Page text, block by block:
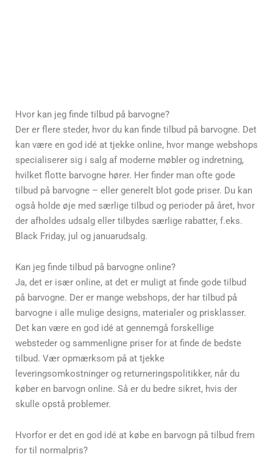
Hvor kan jeg finde tilbud på barvogne?
Der er flere steder, hvor du kan finde tilbud på barvogne. Det
kan være en god idé at tjekke online, hvor mange webshops
specialiserer sig i salg af moderne møbler og indretning,
hvilket flotte barvogne hører. Her finder man ofte gode
tilbud på barvogne – eller generelt blot gode priser. Du kan
også holde øje med særlige tilbud og perioder på året, hvor
der afholdes udsalg eller tilbydes særlige rabatter, f.eks.
Black Friday, jul og januarudsalg.
Kan jeg finde tilbud på barvogne online?
Ja, det er især online, at det er muligt at finde gode tilbud
på barvogne. Der er mange webshops, der har tilbud på
barvogne i alle mulige designs, materialer og prisklasser.
Det kan være en god idé at gennemgå forskellige
websteder og sammenligne priser for at finde de bedste
tilbud. Vær opmærksom på at tjekke
leveringsomkostninger og returneringspolitikker, når du
køber en barvogn online. Så er du bedre sikret, hvis der
skulle opstå problemer.
Hvorfor er det en god idé at købe en barvogn på tilbud frem
for til normalpris?